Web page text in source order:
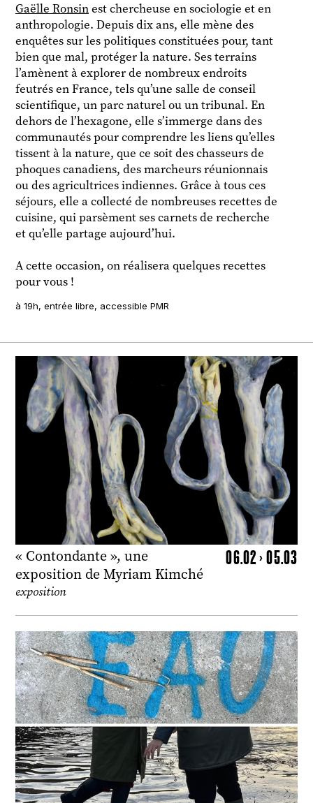
Gaëlle Ronsinest chercheuse en sociologie et en
anthropologie. Depuis dix ans, elle mène des
enquêtes sur les politiques constituées pour, tant
bien que mal, protéger la nature. Ses terrains
l’amènent à explorer de nombreux endroits
feutrés en France, tels qu’une salle de conseil
scientifique, un parc naturel ou un tribunal. En
dehors de l’hexagone, elle s’immerge dans des
communautés pour comprendre les liens qu’elles
tissent à la nature, que ce soit des chasseurs de
phoques canadiens, des marcheurs réunionnais
ou des agricultrices indiennes. Grâce à tous ces
séjours, elle a collecté de nombreuses recettes de
cuisine, qui parsèment ses carnets de recherche
et qu’elle partage aujourd’hui.
A cette occasion, on réalisera quelques recettes
pour vous !
à 19h, entrée libre, accessible PMR
« Contondante », une
exposition de Myriam Kimché
06.02 > 05.03
exposition